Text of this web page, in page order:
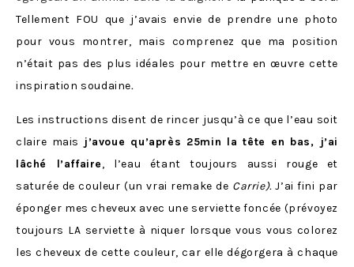
Tellement FOU que j’avais envie de prendre une photo
pour vous montrer, mais comprenez que ma position
n’était pas des plus idéales pour mettre en œuvre cette
inspiration soudaine.
Les instructions disent de rincer jusqu’à ce que l’eau soit
claire mais j’avoue qu’après 25min la tête en bas, j’ai
lâché l’affaire, l’eau étant toujours aussi rouge et
saturée de couleur (un vrai remake de Carrie).J’ai fini par
éponger mes cheveux avec une serviette foncée (prévoyez
toujours LA serviette à niquer lorsque vous vous colorez
les cheveux de cette couleur, car elle dégorgera à chaque